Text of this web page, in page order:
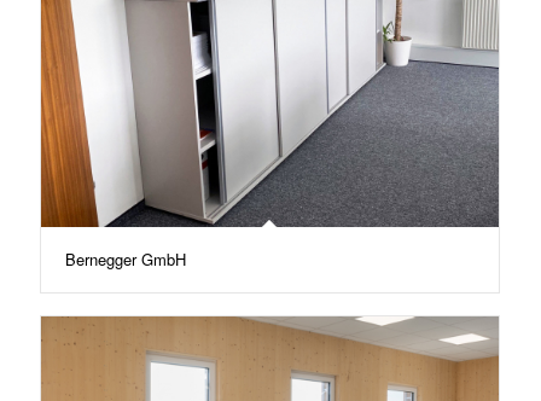
Bernegger GmbH